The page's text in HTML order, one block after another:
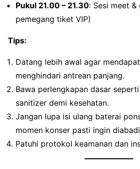
Pukul 21.00 – 21.30: Sesi meet
pemegang tiket VIP)
Tips:
Datang lebih awal agar
menghindari antrean panjang.
Bawa perlengkapan dasar
sanitizer demi kesehatan.
Jangan lupa isi ulang baterai
momen konser pasti ingin
Patuhi protokol keamanan dan